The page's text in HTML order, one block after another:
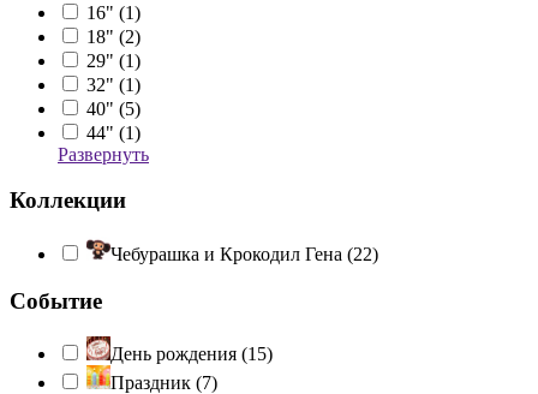
16" (1)
18" (2)
29" (1)
32" (1)
40" (5)
44" (1)
Развернуть
Коллекции
Чебурашка и Крокодил Гена (22)
Событие
День рождения (15)
Праздник (7)